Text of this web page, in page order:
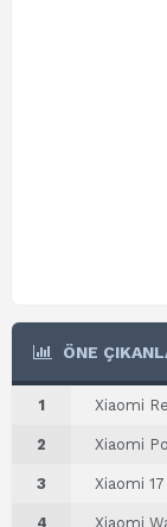
ÖNE
1 Xiaomi
2 Xiaomi
3 Xiaomi
4 Xiaomi